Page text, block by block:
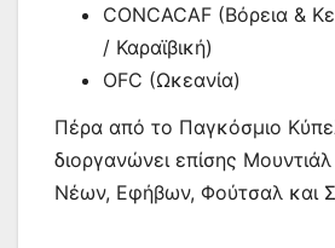
CONCACAF (Βόρεια &
/ Καραϊβική)
OFC (Ωκεανία)
Πέρα από το Παγκόσμιο
διοργανώνει επίσης
Νέων, Εφήβων, Φούτσαλ και